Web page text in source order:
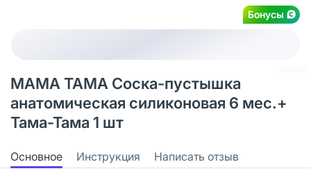
Бонусы
МАМА ТАМА Соска-пустышка
анатомическая силиконовая 6 мес.+
Тама-Тама 1 шт
Основное Инструкция Написать отзыв